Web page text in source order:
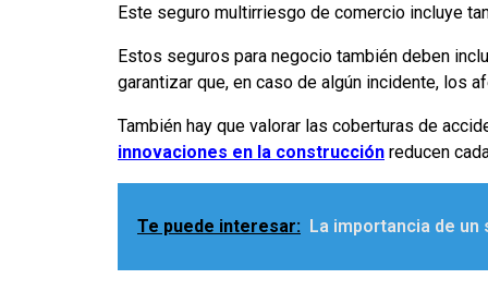
Este seguro multirriesgo de comercio incluye
Estos seguros para negocio también deben
garantizar que, en caso de algún incidente, los
También hay que valorar las coberturas de
innovaciones en la construcción reducen
Te puede interesar: La importancia de